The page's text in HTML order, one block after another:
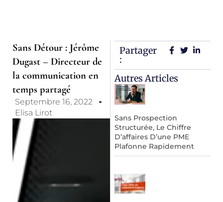
Sans Détour : Jérôme
Dugast – Directeur de
la communication en
temps partagé
Septembre 16, 2022
Elisa Lirot
Partager
:
Autres Articles
Sans Prospection
Structurée, Le Chiffre
D’affaires D’une PME
Plafonne Rapidement